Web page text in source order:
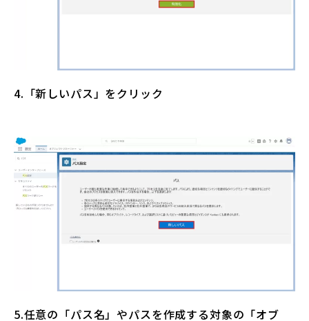
4.「新しいパス」をクリック
5.任意の「パス名」やパスを作成する対象の「オブ